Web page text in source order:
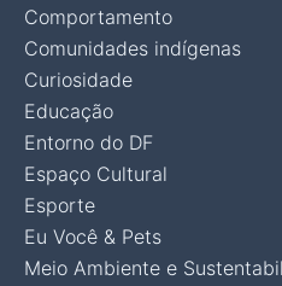
Comportamento
Comunidades indígenas
Curiosidade
Educação
Entorno do DF
Espaço Cultural
Esporte
Eu Você & Pets
Meio Ambiente e